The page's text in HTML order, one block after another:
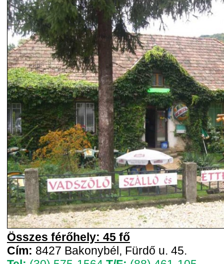
Összes férőhely: 45 fő
Cím: 8427 Bakonybél, Fürdő u. 45.